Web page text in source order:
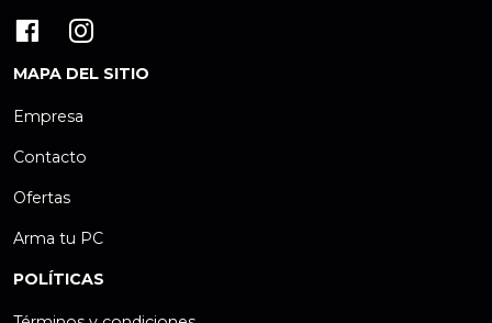
MAPA DEL SITIO
Empresa
Contacto
Ofertas
Arma tu PC
POLÍTICAS